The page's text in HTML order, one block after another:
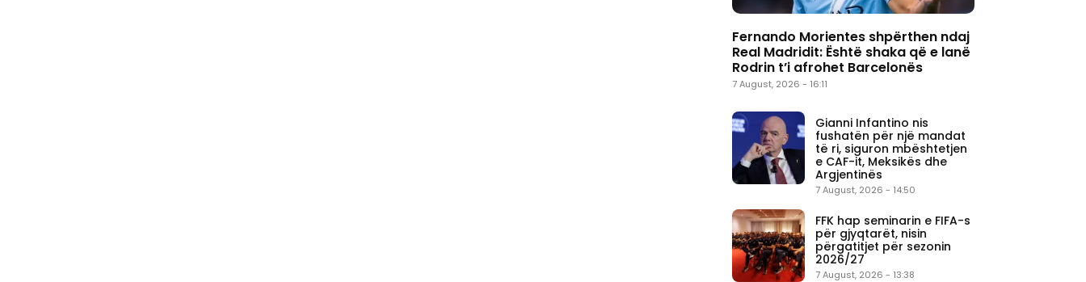
Fernando Morientes shpërthen ndaj
Real Madridit: Është shaka që e lanë
Rodrin t’i afrohet Barcelonës
7 August, 2026 - 16:11
Gianni Infantino nis
fushatën për një mandat
të ri, siguron mbështetjen
e CAF-it, Meksikës dhe
Argjentinës
7 August, 2026 - 14:50
FFK hap seminarin e FIFA-s
për gjyqtarët, nisin
përgatitjet për sezonin
2026/27
7 August, 2026 - 13:38